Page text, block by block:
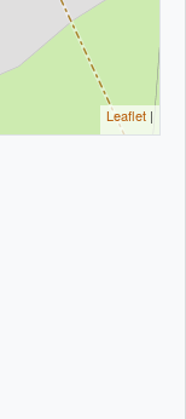
Leaflet |